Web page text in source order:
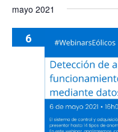
mayo 2021
6